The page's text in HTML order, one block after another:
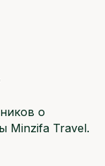
о
Minzifa Travel.